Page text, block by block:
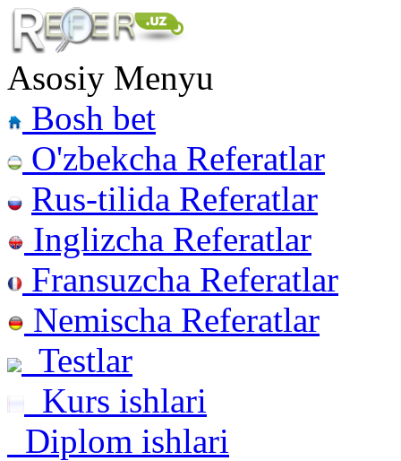
Asosiy Menyu
Bosh bet
O'zbekcha Referatlar
Rus-tilida Referatlar
Inglizcha Referatlar
Fransuzcha Referatlar
Nemischa Referatlar
Testlar
Kurs ishlari
Diplom ishlari